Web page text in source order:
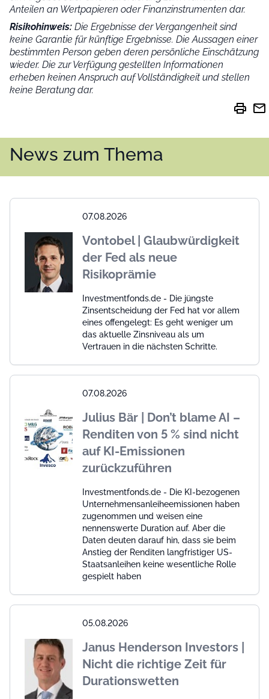
Anteilen an Wertpapieren oder Finanzinstrumenten dar.
Risikohinweis: Die Ergebnisse der Vergangenheit sind
keine Garantie für künftige Ergebnisse. Die Aussagen einer
bestimmten Person geben deren persönliche Einschätzung
wieder. Die zur Verfügung gestellten Informationen
erheben keinen Anspruch auf Vollständigkeit und stellen
keine Beratung dar.
print mail
News zum Thema
07.08.2026
Vontobel | Glaubwürdigkeit
der Fed als neue
Risikoprämie
Investmentfonds.de - Die jüngste
Zinsentscheidung der Fed hat vor allem
eines offengelegt: Es geht weniger um
das aktuelle Zinsniveau als um
Vertrauen in die nächsten Schritte.
07.08.2026
Julius Bär | Don’t blame AI –
Renditen von 5 % sind nicht
auf KI-Emissionen
zurückzuführen
Investmentfonds.de - Die KI-bezogenen
Unternehmensanleiheemissionen haben
zugenommen und weisen eine
nennenswerte Duration auf. Aber die
Daten deuten darauf hin, dass sie beim
Anstieg der Renditen langfristiger US-
Staatsanleihen keine wesentliche Rolle
gespielt haben
05.08.2026
Janus Henderson Investors |
Nicht die richtige Zeit für
Durationswetten